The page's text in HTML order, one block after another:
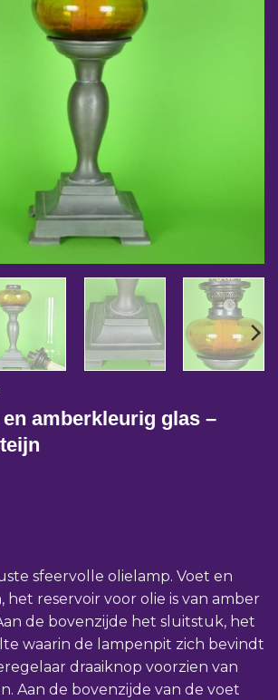
amberkleurig glas –
sfeervolle olielamp. Voet en
het reservoir voor olie is van amber
de bovenzijde het sluitstuk, het
waarin de lampenpit zich bevindt
draaiknop voorzien van
Aan de bovenzijde van de voet